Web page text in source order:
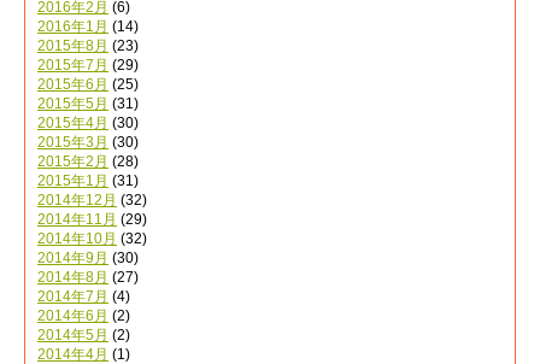
2016年2月 (6)
2016年1月 (14)
2015年8月 (23)
2015年7月 (29)
2015年6月 (25)
2015年5月 (31)
2015年4月 (30)
2015年3月 (30)
2015年2月 (28)
2015年1月 (31)
2014年12月 (32)
2014年11月 (29)
2014年10月 (32)
2014年9月 (30)
2014年8月 (27)
2014年7月 (4)
2014年6月 (2)
2014年5月 (2)
2014年4月 (1)